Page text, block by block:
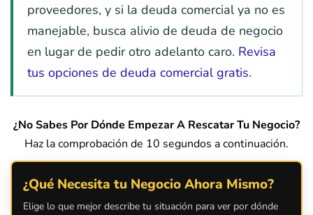
proveedores, y si la deuda comercial ya no es
manejable, busca alivio de deuda de negocio
en lugar de pedir otro adelanto caro. Revisa
tus opciones de deuda comercial gratis.
¿No Sabes Por Dónde Empezar A Rescatar Tu Negocio?
Haz la comprobación de 10 segundos a continuación.
¿Qué Necesita tu Negocio Ahora Mismo?
Elige lo que mejor describe tu situación para ver por dónde